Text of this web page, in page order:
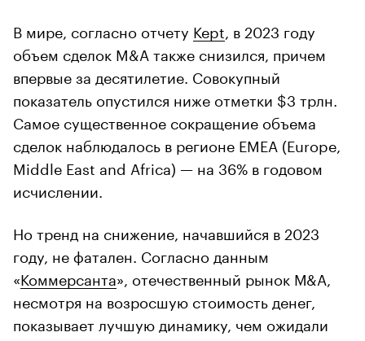
В мире, согласно отчету Kept , в 2023 году
объем сделок M&A также снизился, причем
впервые за десятилетие. Совокупный
показатель опустился ниже отметки $3 трлн.
Самое существенное сокращение объема
сделок наблюдалось в регионе EMEA (Europe,
Middle East and Africa) — на 36% в годовом
исчислении.
Но тренд на снижение, начавшийся в 2023
году, не фатален. Согласно данным
«Коммерсанта», отечественный рынок М&А,
несмотря на возросшую стоимость денег,
показывает лучшую динамику, чем ожидали